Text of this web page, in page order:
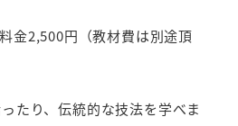
金2,500円（教材費は別途頂
たり、伝統的な技法を学べま